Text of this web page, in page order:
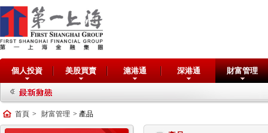
個人投資 美股買賣 滬港通 深港通 財富管理
首頁 > 財富管理 > 產品